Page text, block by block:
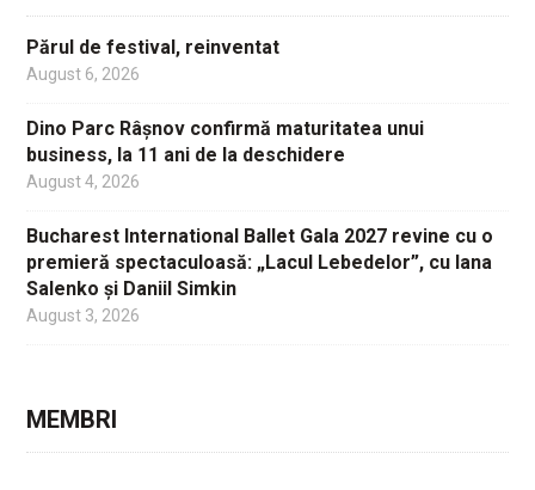
Părul de festival, reinventat
August 6, 2026
Dino Parc Râșnov confirmă maturitatea unui
business, la 11 ani de la deschidere
August 4, 2026
Bucharest International Ballet Gala 2027 revine cu o
premieră spectaculoasă: „Lacul Lebedelor”, cu Iana
Salenko și Daniil Simkin
August 3, 2026
MEMBRI